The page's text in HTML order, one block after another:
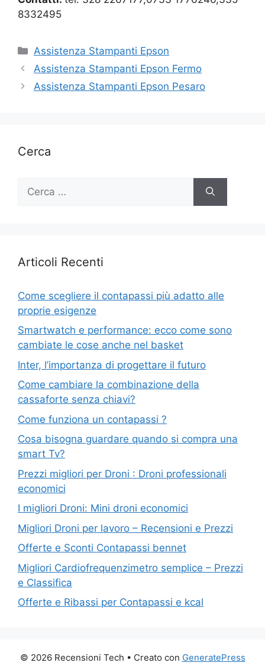
8332495
Categorie
Assistenza Stampanti Epson
Assistenza Stampanti Epson Fermo
Assistenza Stampanti Epson Pesaro
Cerca
per:
Articoli Recenti
Come scegliere il contapassi più adatto alle
proprie esigenze
Smartwatch e performance: ecco come sono
cambiate le cose anche nel basket
Inter, l’importanza di progettare il futuro
Come cambiare la combinazione della
cassaforte senza chiavi?
Come funziona un contapassi ?
Cosa bisogna guardare quando si compra una
smart Tv?
Prezzi migliori per Droni : Droni professionali
economici
I migliori Droni: Mini droni economici
Migliori Droni per lavoro – Recensioni e Prezzi
Offerte e Sconti Contapassi bennet
Migliori Cardiofrequenzimetro semplice – Prezzi
e Classifica
Offerte e Ribassi per Contapassi e kcal
© 2026 Recensioni Tech • Creato con GeneratePress